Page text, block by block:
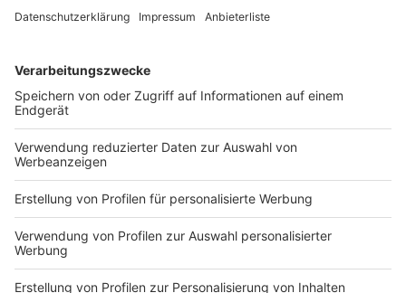
DEINE GEMERKTEN ARTIKEL
Du hast dir noch keine Artikel gemerkt
Markiere sie hierfür mit einem